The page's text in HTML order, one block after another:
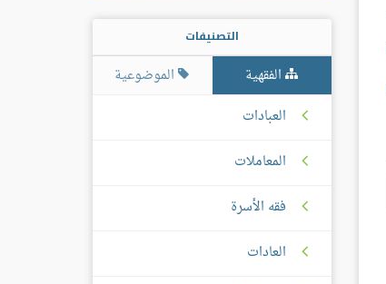
التصنيفات
الفقهية
الموضوعية
العبادات
المعاملات
فقه الأسرة
العادات